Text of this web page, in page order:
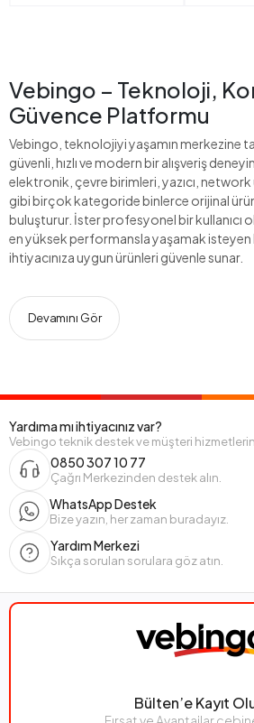
Vebingo – Teknoloji,
Güvence Platformu
Vebingo, teknolojiyi yaşamın merkezine
güvenli, hızlı ve modern bir alışveriş
elektronik, çevre birimleri, yazıcı,
gibi birçok kategoride binlerce orijinal
buluşturur. İster profesyonel bir kullanıcı
en yüksek performansla yaşamak
ihtiyacınıza uygun ürünleri güvenle sunar.
Devamını Gör
Yardıma mı ihtiyacınız var?
Vebingo teknik destek ve müşteri
0850 307 10 77
Çağrı Merkezinden destek alın.
WhatsApp Destek
Bize yazın, her zaman buradayız.
Yardım Merkezi
Sıkça sorulan sorulara göz atın.
Bülten’e Kayıt